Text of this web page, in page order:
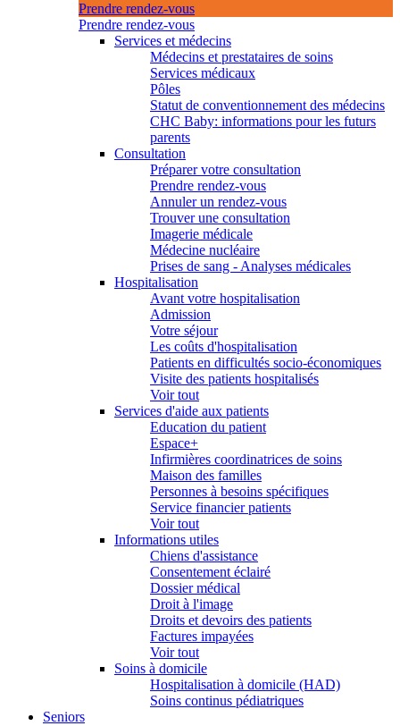
Prendre rendez-vous
Prendre rendez-vous
Services et médecins
Médecins et prestataires de soins
Services médicaux
Pôles
Statut de conventionnement des médecins
CHC Baby: informations pour les futurs
parents
Consultation
Préparer votre consultation
Prendre rendez-vous
Annuler un rendez-vous
Trouver une consultation
Imagerie médicale
Médecine nucléaire
Prises de sang - Analyses médicales
Hospitalisation
Avant votre hospitalisation
Admission
Votre séjour
Les coûts d'hospitalisation
Patients en difficultés socio-économiques
Visite des patients hospitalisés
Voir tout
Services d'aide aux patients
Education du patient
Espace+
Infirmières coordinatrices de soins
Maison des familles
Personnes à besoins spécifiques
Service financier patients
Voir tout
Informations utiles
Chiens d'assistance
Consentement éclairé
Dossier médical
Droit à l'image
Droits et devoirs des patients
Factures impayées
Voir tout
Soins à domicile
Hospitalisation à domicile (HAD)
Soins continus pédiatriques
Seniors